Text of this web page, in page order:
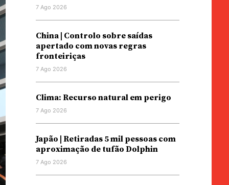
7 Ago 2026
China | Controlo sobre saídas
apertado com novas regras
fronteiriças
7 Ago 2026
Clima: Recurso natural em perigo
7 Ago 2026
Japão | Retiradas 5 mil pessoas com
aproximação de tufão Dolphin
7 Ago 2026